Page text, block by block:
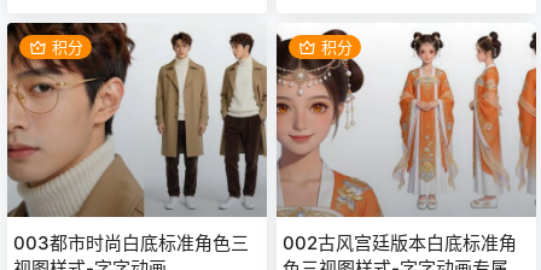
积分
003都市时尚白底标准角色三
积分
002古风宫廷版本白底标准角